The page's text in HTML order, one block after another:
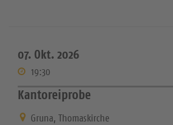
07. Okt. 2026
19:30
Kantoreiprobe
Gruna, Thomaskirche